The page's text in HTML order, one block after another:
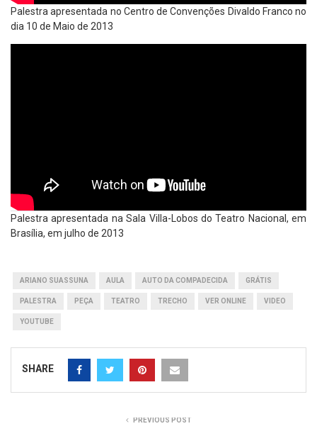
Palestra apresentada no Centro de Convenções Divaldo Franco no
dia 10 de Maio de 2013
Palestra apresentada na Sala Villa-Lobos do Teatro Nacional, em
Brasília, em julho de 2013
ARIANO SUASSUNA AULA AUTO DA COMPADECIDA GRÁTIS
PALESTRA PEÇA TEATRO TRECHO VER ONLINE VIDEO
YOUTUBE
SHARE
PREVIOUS POST